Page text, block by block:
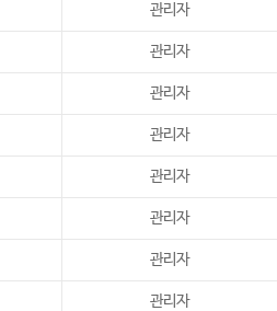
관리자
관리자
관리자
관리자
관리자
관리자
관리자
관리자